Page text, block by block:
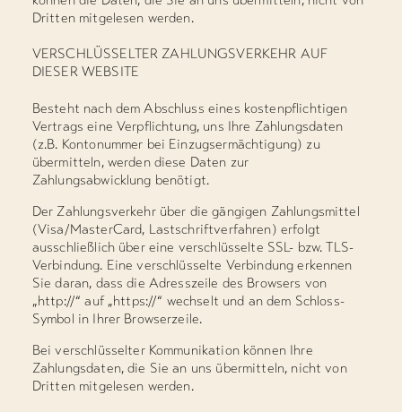
Dritten mitgelesen werden.
VERSCHLÜSSELTER ZAHLUNGSVERKEHR AUF
DIESER WEBSITE
Besteht nach dem Abschluss eines kostenpflichtigen
Vertrags eine Verpflichtung, uns Ihre Zahlungsdaten
(z.B. Kontonummer bei Einzugsermächtigung) zu
übermitteln, werden diese Daten zur
Zahlungsabwicklung benötigt.
Der Zahlungsverkehr über die gängigen Zahlungsmittel
(Visa/MasterCard, Lastschriftverfahren) erfolgt
ausschließlich über eine verschlüsselte SSL- bzw. TLS-
Verbindung. Eine verschlüsselte Verbindung erkennen
Sie daran, dass die Adresszeile des Browsers von
„http://“ auf „https://“ wechselt und an dem Schloss-
Symbol in Ihrer Browserzeile.
Bei verschlüsselter Kommunikation können Ihre
Zahlungsdaten, die Sie an uns übermitteln, nicht von
Dritten mitgelesen werden.